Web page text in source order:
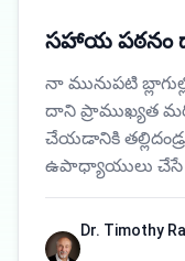
సహాయ పఠనం
నా మునుపటి
దాని ప్రాముఖ్యత
చేయడానికి
ఉపాధ్యాయులు చేసే
Dr. Timothy